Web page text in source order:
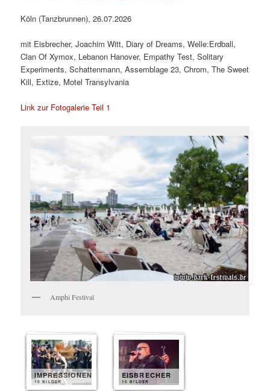
Köln (Tanzbrunnen), 26.07.2026
mit Eisbrecher, Joachim Witt, Diary of Dreams, Welle:Erdball,
Clan Of Xymox, Lebanon Hanover, Empathy Test, Solitary
Experiments, Schattenmann, Assemblage 23, Chrom, The Sweet
Kill, Extize, Motel Transylvania
Link zur Fotogalerie Teil 1
Amphi Festival
IMPRESSIONEN
10 BILDER
EISBRECHER
15 BILDER